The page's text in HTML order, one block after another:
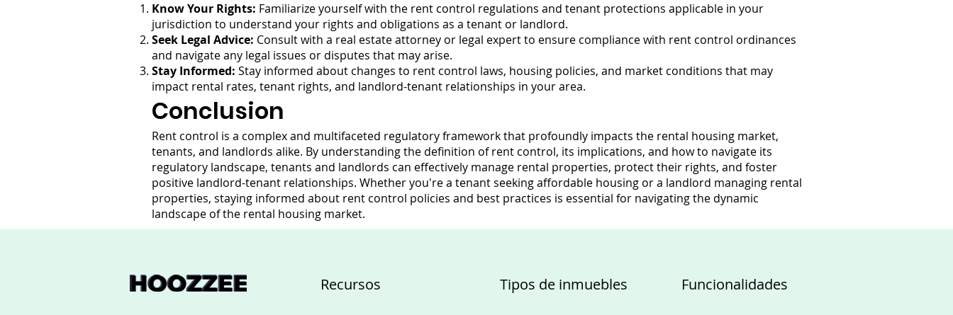
Know Your Rights: Familiarize yourself with the rent control regulations and tenant protections applicable in your
jurisdiction to understand your rights and obligations as a tenant or landlord.
Seek Legal Advice: Consult with a real estate attorney or legal expert to ensure compliance with rent control ordinances
and navigate any legal issues or disputes that may arise.
Stay Informed: Stay informed about changes to rent control laws, housing policies, and market conditions that may
impact rental rates, tenant rights, and landlord-tenant relationships in your area.
Conclusion
Rent control is a complex and multifaceted regulatory framework that profoundly impacts the rental housing market,
tenants, and landlords alike. By understanding the definition of rent control, its implications, and how to navigate its
regulatory landscape, tenants and landlords can effectively manage rental properties, protect their rights, and foster
positive landlord-tenant relationships. Whether you're a tenant seeking affordable housing or a landlord managing rental
properties, staying informed about rent control policies and best practices is essential for navigating the dynamic
landscape of the rental housing market.
Recursos Tipos de inmuebles Funcionalidades